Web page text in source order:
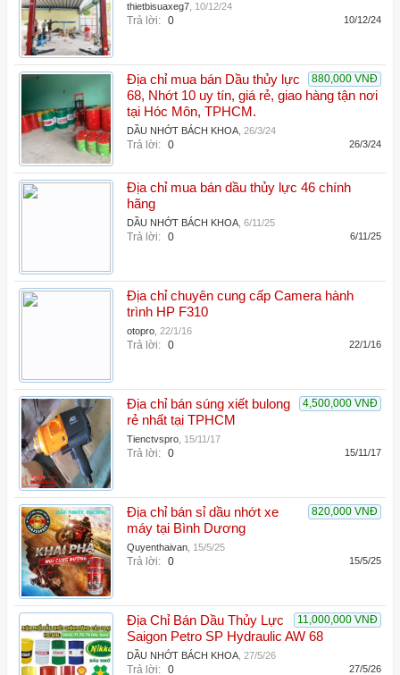
thietbisuaxeg7 10/12/24
Trả lời: 0 10/12/24
880,000 VNĐ
Địa chỉ mua bán Dầu thủy lực
68, Nhớt 10 uy tín, giá rẻ, giao hàng tận nơi
tại Hóc Môn, TPHCM.
DẦU NHỚT BÁCH KHOA 26/3/24
Trả lời: 0 26/3/24
Địa chỉ mua bán dầu thủy lực 46 chính
hãng
DẦU NHỚT BÁCH KHOA 6/11/25
Trả lời: 0 6/11/25
Địa chỉ chuyên cung cấp Camera hành
trình HP F310
otopro 22/1/16
Trả lời: 0 22/1/16
4,500,000 VNĐ
Địa chỉ bán súng xiết bulong
rẻ nhất tại TPHCM
Tienctvspro 15/11/17
Trả lời: 0 15/11/17
820,000 VNĐ
Địa chỉ bán sỉ dầu nhớt xe
máy tại Bình Dương
Quyenthaivan 15/5/25
Trả lời: 0 15/5/25
11,000,000 VNĐ
Địa Chỉ Bán Dầu Thủy Lực
Saigon Petro SP Hydraulic AW 68
DẦU NHỚT BÁCH KHOA 27/5/26
Trả lời: 0 27/5/26